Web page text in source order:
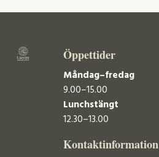
Öppettider
Måndag–fredag
9.00–15.00
Lunchstängt
12.30–13.00
Kontaktinformation